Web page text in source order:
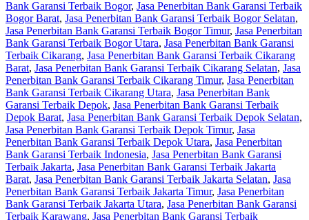
Bank Garansi Terbaik Bogor, Jasa Penerbitan Bank Garansi Terbaik
Bogor Barat, Jasa Penerbitan Bank Garansi Terbaik Bogor Selatan,
Jasa Penerbitan Bank Garansi Terbaik Bogor Timur, Jasa Penerbitan
Bank Garansi Terbaik Bogor Utara, Jasa Penerbitan Bank Garansi
Terbaik Cikarang, Jasa Penerbitan Bank Garansi Terbaik Cikarang
Barat, Jasa Penerbitan Bank Garansi Terbaik Cikarang Selatan, Jasa
Penerbitan Bank Garansi Terbaik Cikarang Timur, Jasa Penerbitan
Bank Garansi Terbaik Cikarang Utara, Jasa Penerbitan Bank
Garansi Terbaik Depok, Jasa Penerbitan Bank Garansi Terbaik
Depok Barat, Jasa Penerbitan Bank Garansi Terbaik Depok Selatan,
Jasa Penerbitan Bank Garansi Terbaik Depok Timur, Jasa
Penerbitan Bank Garansi Terbaik Depok Utara, Jasa Penerbitan
Bank Garansi Terbaik Indonesia, Jasa Penerbitan Bank Garansi
Terbaik Jakarta, Jasa Penerbitan Bank Garansi Terbaik Jakarta
Barat, Jasa Penerbitan Bank Garansi Terbaik Jakarta Selatan, Jasa
Penerbitan Bank Garansi Terbaik Jakarta Timur, Jasa Penerbitan
Bank Garansi Terbaik Jakarta Utara, Jasa Penerbitan Bank Garansi
Terbaik Karawang, Jasa Penerbitan Bank Garansi Terbaik